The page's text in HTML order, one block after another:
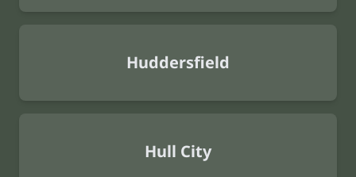
Huddersfield
Hull City